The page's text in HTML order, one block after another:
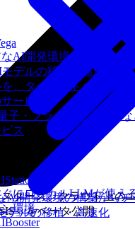
AI開発環境の構築から
デルの移植・高速化
、ターゲットハードウ
ービス
子・フラッシュメモリ
ス
にローカルLLMが使え
環境
AI開発環境の構築から
デルの移植・高速化
ターズ、クラウド上の
」をベータ公開